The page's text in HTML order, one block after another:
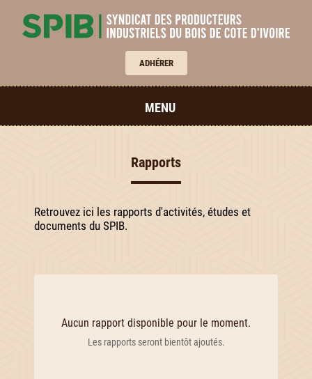
ADHÉRER
MENU
Rapports
Retrouvez ici les rapports d'activités, études et
documents du SPIB.
Aucun rapport disponible pour le moment.
Les rapports seront bientôt ajoutés.